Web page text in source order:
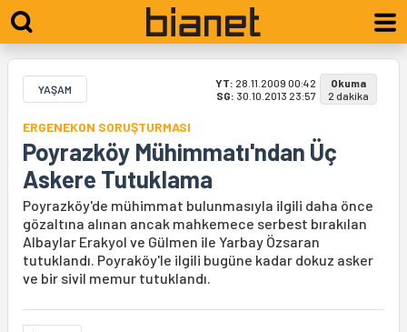
YAŞAM YT: 28.11.2009 00:42
SG: 30.10.2013 23:57
Okuma
2 dakika
ERGENEKON SORUŞTURMASI
Poyrazköy Mühimmatı'ndan Üç
Askere Tutuklama
Poyrazköy'de mühimmat bulunmasıyla ilgili daha önce
gözaltına alınan ancak mahkemece serbest bırakılan
Albaylar Erakyol ve Gülmen ile Yarbay Özsaran
tutuklandı. Poyraköy'le ilgili bugüne kadar dokuz asker
ve bir sivil memur tutuklandı.